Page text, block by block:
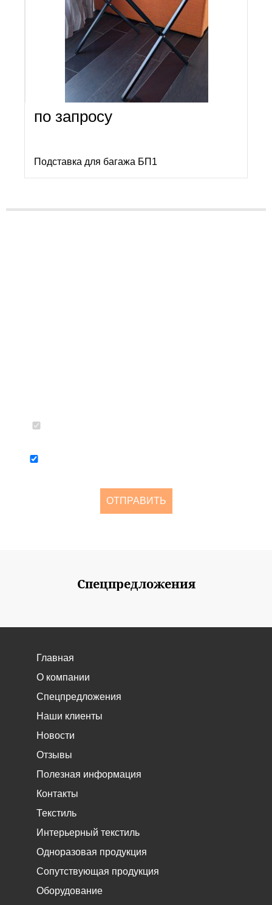
по запросу
Подставка для багажа БП1
ОТПРАВИТЬ
Спецпредложения
Главная
О компании
Спецпредложения
Наши клиенты
Новости
Отзывы
Полезная информация
Контакты
Текстиль
Интерьерный текстиль
Одноразовая продукция
Сопутствующая продукция
Оборудование